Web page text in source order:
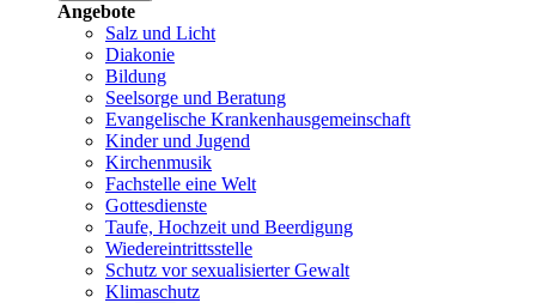
Angebote
Salz und Licht
Diakonie
Bildung
Seelsorge und Beratung
Evangelische Krankenhausgemeinschaft
Kinder und Jugend
Kirchenmusik
Fachstelle eine Welt
Gottesdienste
Taufe, Hochzeit und Beerdigung
Wiedereintrittsstelle
Schutz vor sexualisierter Gewalt
Klimaschutz